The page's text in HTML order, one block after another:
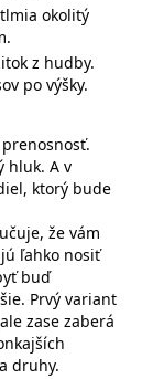
okolitý
z hudby.
po výšky.
hluk. A v
ktorý bude
že vám
ľahko nosiť
buď
Prvý variant
zase zaberá
druhy.